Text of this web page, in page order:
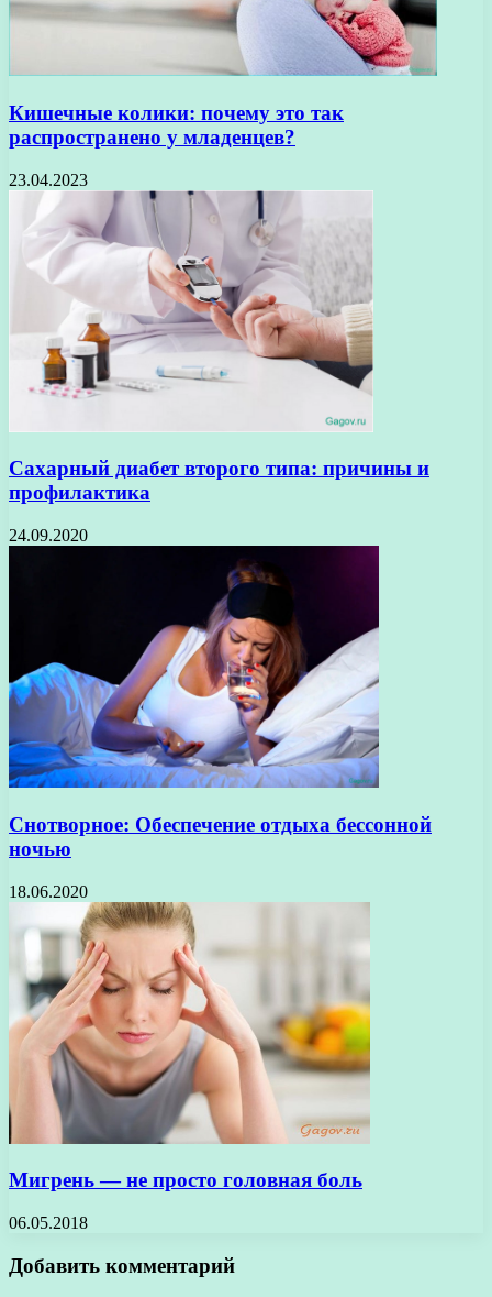
Кишечные колики: почему это так
распространено у младенцев?
23.04.2023
Сахарный диабет второго типа: причины и
профилактика
24.09.2020
Снотворное: Обеспечение отдыха бессонной
ночью
18.06.2020
Мигрень — не просто головная боль
06.05.2018
Добавить комментарий